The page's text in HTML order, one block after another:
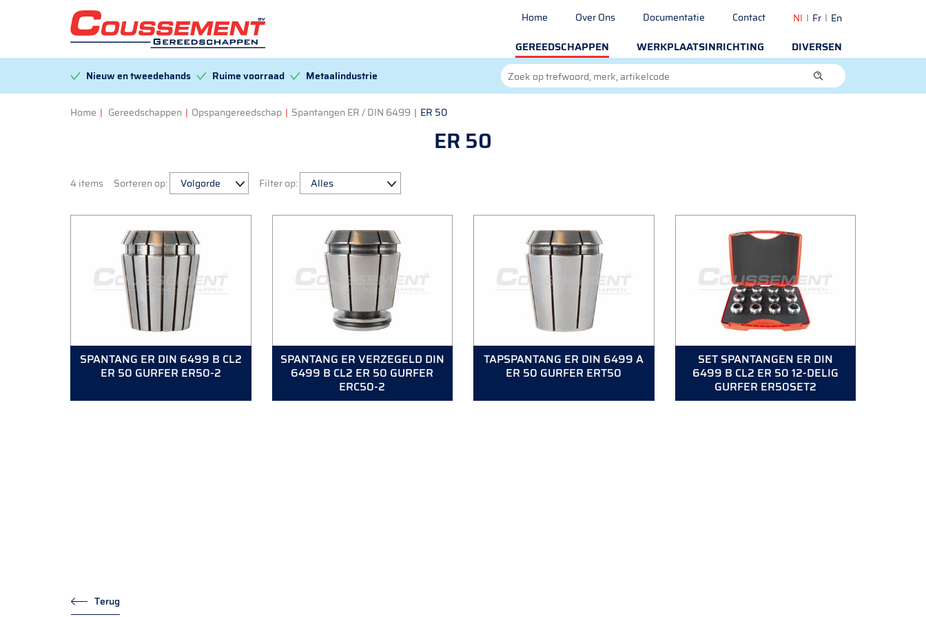
Home Over Ons Documentatie Contact Nl Fr En
GEREEDSCHAPPEN WERKPLAATSINRICHTING DIVERSEN
Nieuw en tweedehands Ruime voorraad Metaalindustrie
Home | Gereedschappen | Opspangereedschap | Spantangen ER / DIN 6499 | ER 50
ER 50
4 items Sorteren op: Filter op:
SPANTANG ER DIN 6499 B CL2
ER 50 GURFER ER50-2
SPANTANG ER VERZEGELD DIN
6499 B CL2 ER 50 GURFER
ERC50-2
TAPSPANTANG ER DIN 6499 A
ER 50 GURFER ERT50
SET SPANTANGEN ER DIN
6499 B CL2 ER 50 12-DELIG
GURFER ER50SET2
Terug